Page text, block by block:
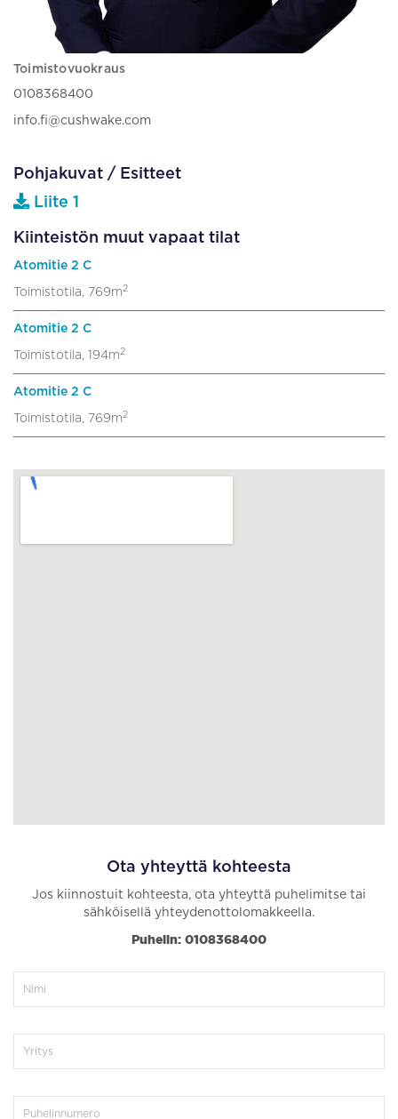
Toimistovuokraus
0108368400
info.fi@cushwake.com
Pohjakuvat / Esitteet
Liite 1
Kiinteistön muut vapaat tilat
Atomitie 2 C
Toimistotila, 769m2
Atomitie 2 C
Toimistotila, 194m2
Atomitie 2 C
Toimistotila, 769m2
Ota yhteyttä kohteesta
Jos kiinnostuit kohteesta, ota yhteyttä puhelimitse tai
sähköisellä yhteydenottolomakkeella.
Puhelin: 0108368400